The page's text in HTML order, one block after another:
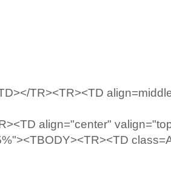
TR><TR><TD
align="center"